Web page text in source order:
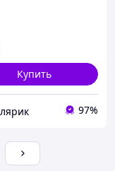
Купить
97%